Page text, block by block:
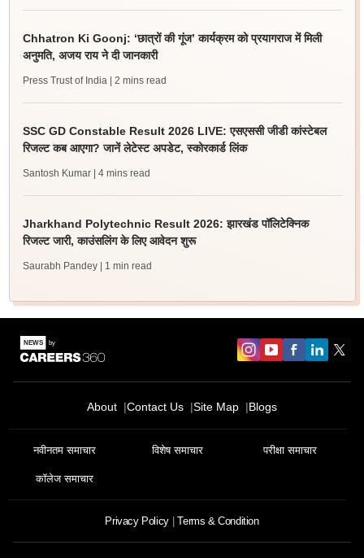
Chhatron Ki Goonj: ‘छात्रों की गूंज’ कार्यक्रम को प्रयागराज में मिली
अनुमति, अजय राय ने दी जानकारी
Press Trust of India | 2 mins read
SSC GD Constable Result 2026 LIVE: एसएससी जीडी कांस्टेबल
रिजल्ट कब आएगा? जानें लेटेस्ट अपडेट, स्कोरकार्ड लिंक
Santosh Kumar | 4 mins read
Jharkhand Polytechnic Result 2026: झारखंड पॉलिटेक्निक
रिजल्ट जारी, काउंसलिंग के लिए आवेदन शुरू
Saurabh Pandey | 1 min read
About Contact Us Site Map Blogs
नवीनतम समाचार विशेष समाचार परीक्षा समाचार
कॉलेज समाचार
Privacy Policy Terms & Condition